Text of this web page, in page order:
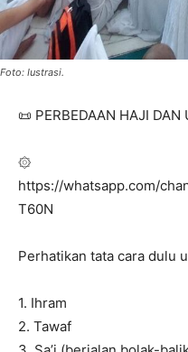
Foto: Iustrasi.
📜 PERBEDAAN HAJI DAN
۞
https://whatsapp.com/
T60N
Perhatikan tata cara dulu
1. Ihram
2. Tawaf